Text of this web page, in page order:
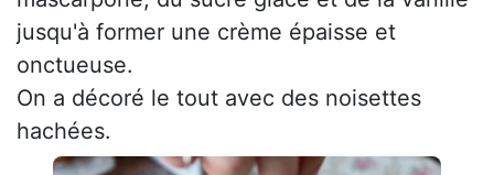
jusqu'à former une crème épaisse et
onctueuse.
On a décoré le tout avec des noisettes
hachées.